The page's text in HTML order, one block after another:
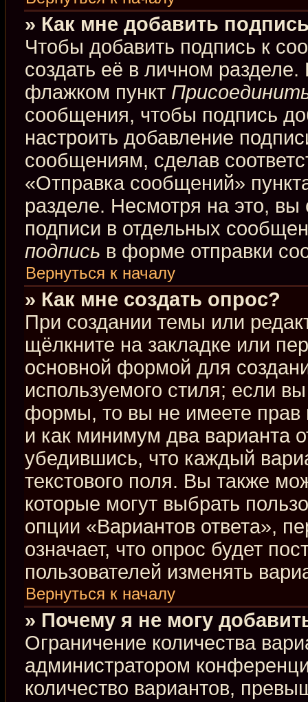
» Как мне добавить
Чтобы добавить подпись к
создать её в личном
флажком пункт
сообщения, чтобы подпись
настроить добавление
сообщениям, сделав
«Отправка сообщений»
разделе. Несмотря на это,
подписи в отдельных
подпись в форме отправки
Вернуться к началу
» Как мне создать опрос?
При создании темы или
щёлкните на закладке или
основной формой для
используемого стиля; если
формы, то вы не имеете прав
и как минимум два варианта
убедившись, что каждый
текстового поля. Вы также
которые могут выбрать
опции «Вариантов ответа»,
означает, что опрос будет
пользователей изменять
Вернуться к началу
» Почему я не могу
Ограничение количества
администратором
количество вариантов,